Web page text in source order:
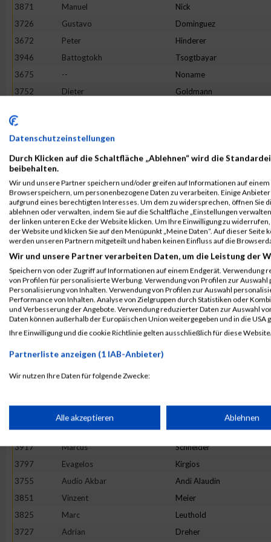
3871
Manuel Nick
3726
Gustavo Dominguez
3672
Peter Hinderer
3946
Battogtokh Tsogtbayar
3675
-- Noname
3752
Dieter Goldmann
3823
3954
Jan
3789
Lukas Angerer
3895
Michael Rothmund
3735
Carsten Flesch
3949
Jörg Volland
3842
Philipp Martin
3812
Steffen Krieg
3975
Patrick Zimpfer
3671
Martin Wabschke
3747
Nicolas Gassauer
3830
Dominic Lochmann
3845
Alexander
Marcin
3768
Katja Roessler
3917
Marcus Schneider
3797
Evagelos Kirgios
3755
Audio Akbar Andi Alaudin
3851
Vinzent Meier
3825
Marc Leuthold
3727
Adrian Dreher
Datenschutzeinstellungen
Durch Klicken auf die Schaltfläche „Ablehnen“ wird die
beibehalten.
Wir und unsere Partner speichern und/oder greifen auf Informationen auf einem
Browserspeichern, um personenbezogene Daten zu verarbeiten. Einige
aufgrund eines berechtigten Interesses. Um dem zu widersprechen, öffnen Sie
ablehnen oder verwalten, indem Sie auf die Schaltfläche „Einstellungen
der linken unteren Ecke der Website klicken. Um Ihre Einwilligung zu
der Website und klicken Sie auf den Menüpunkt „Meine Daten“. Auf dieser
werden unseren Partnern mitgeteilt und haben keinen Einfluss auf die
Wir und unsere Partner verarbeiten Daten, um die Leistung der
Speichern von oder Zugriff auf Informationen auf einem Endgerät. Verwendung
von Profilen für personalisierte Werbung. Verwendung von Profilen zur
Personalisierung von Inhalten. Verwendung von Profilen zur Auswahl
Performance von Inhalten. Analyse von Zielgruppen durch Statistiken oder
und Verbesserung der Angebote. Verwendung reduzierter Daten zur Auswahl
Daten können außerhalb der Europäischen Union weitergegeben und in die USA
Ihre Einwilligung und die cookie Richtlinie gelten ausschließlich für diese
Partnerliste anzeigen (1 IAB-Anbieter)
Wir nutzen Ihre Daten für folgende Zwecke:
Speichern von oder Zugriff auf Informationen auf einem
Verwendung reduzierter Daten zur Auswahl von Werbeanzeigen
Verwendung von Profilen zur Auswahl personalisierter Werbung
Alle akzeptieren Ablehnen